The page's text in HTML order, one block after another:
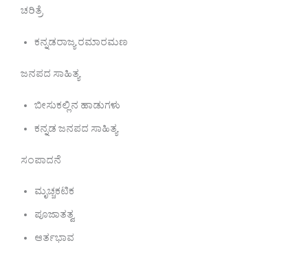
ಚರಿತ್ರೆ
ಕನ್ನಡರಾಜ್ಯ ರಮಾರಮಣ
ಜನಪದ ಸಾಹಿತ್ಯ
ಬೀಸುಕಲ್ಲಿನ ಹಾಡುಗಳು
ಕನ್ನಡ ಜನಪದ ಸಾಹಿತ್ಯ
ಸಂಪಾದನೆ
ಮೃಚ್ಚಕಟಿಕ
ಪೂಜಾತತ್ವ
ಆರ್ತಭಾವ